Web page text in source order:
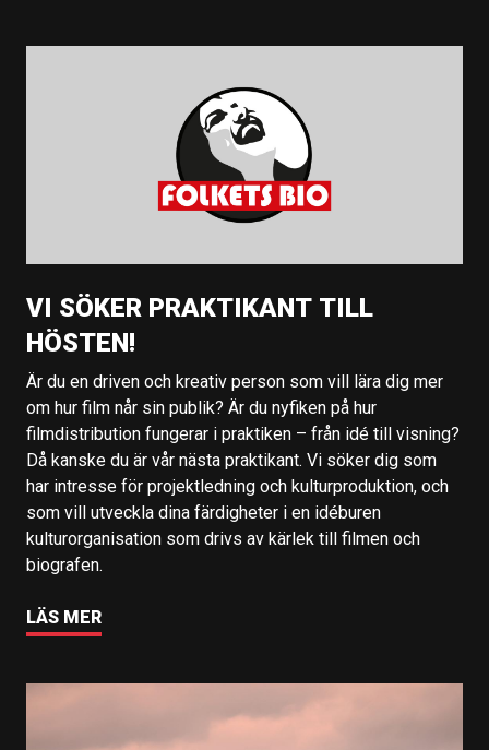
VI SÖKER PRAKTIKANT TILL
HÖSTEN!
Är du en driven och kreativ person som vill lära dig mer
om hur film når sin publik? Är du nyfiken på hur
filmdistribution fungerar i praktiken – från idé till visning?
Då kanske du är vår nästa praktikant. Vi söker dig som
har intresse för projektledning och kulturproduktion, och
som vill utveckla dina färdigheter i en idéburen
kulturorganisation som drivs av kärlek till filmen och
biografen.
LÄS MER